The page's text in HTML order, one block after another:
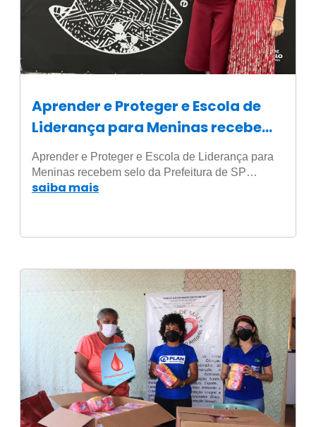
Aprender e Proteger e Escola de
Liderança para Meninas recebem
selo da Prefeitura de SP pela
promoção dos direitos humanos
Aprender e Proteger e Escola de Liderança para
Meninas recebem selo da Prefeitura de SP…
saiba mais